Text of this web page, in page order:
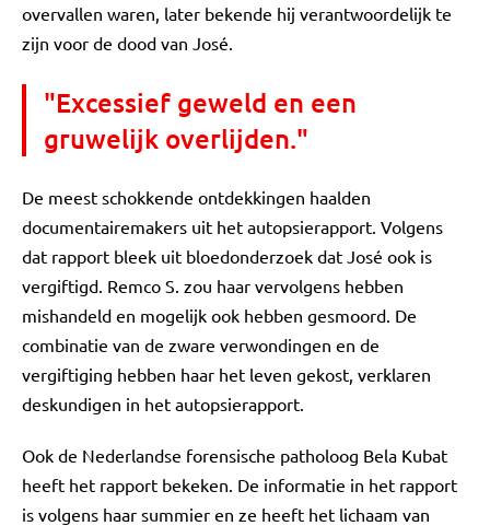
overvallen waren, later bekende hij verantwoordelijk te
zijn voor de dood van José.
"Excessief geweld en een
gruwelijk overlijden."
De meest schokkende ontdekkingen haalden
documentairemakers uit het autopsierapport. Volgens
dat rapport bleek uit bloedonderzoek dat José ook is
vergiftigd. Remco S. zou haar vervolgens hebben
mishandeld en mogelijk ook hebben gesmoord. De
combinatie van de zware verwondingen en de
vergiftiging hebben haar het leven gekost, verklaren
deskundigen in het autopsierapport.
Ook de Nederlandse forensische patholoog Bela Kubat
heeft het rapport bekeken. De informatie in het rapport
is volgens haar summier en ze heeft het lichaam van